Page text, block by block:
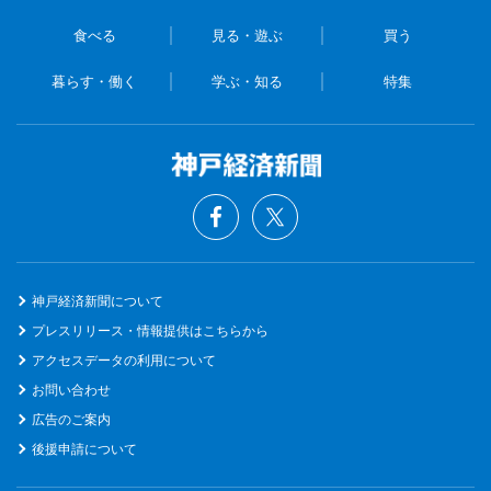
食べる 見る・遊ぶ 買う
暮らす・働く 学ぶ・知る 特集
神戸経済新聞について
プレスリリース・情報提供はこちらから
アクセスデータの利用について
お問い合わせ
広告のご案内
後援申請について